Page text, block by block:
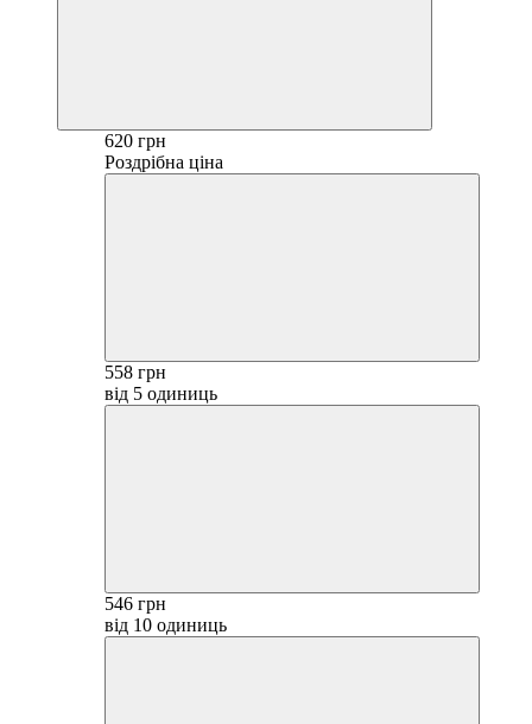
620 грн
Роздрібна ціна
558 грн
від 5 одиниць
546 грн
від 10 одиниць